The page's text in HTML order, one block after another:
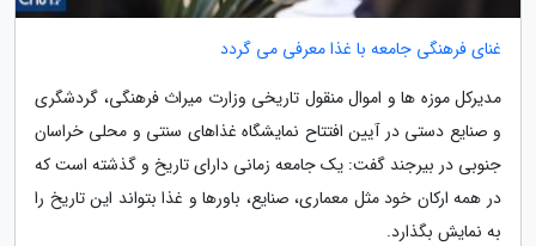
غنای فرهنگی جامعه با غذا معرفی می گردد
مدیرکل موزه ها و اموال منقول تاریخی وزارت میراث فرهنگی، گردشگری
و صنایع دستی در آیین افتتاح نمایشگاه غذاهای سنتی و محلی خراسان
جنوبی در بیرجند گفت: یک جامعه زمانی دارای تاریخ و گذشته است که
در همه ارکان خود مثل معماری، صنایع، باورها و غذا بتواند این تاریخ را
به نمایش بگذارد.